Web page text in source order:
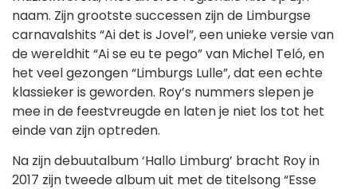
naam. Zijn grootste successen zijn de Limburgse
carnavalshits “Ai det is Jovel”, een unieke versie van
de wereldhit “Ai se eu te pego” van Michel Teló, en
het veel gezongen “Limburgs Lulle”, dat een echte
klassieker is geworden. Roy’s nummers slepen je
mee in de feestvreugde en laten je niet los tot het
einde van zijn optreden.
Na zijn debuutalbum ‘Hallo Limburg’ bracht Roy in
2017 zijn tweede album uit met de titelsong “Esse